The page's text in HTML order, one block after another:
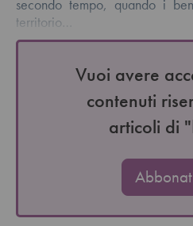
secondo tempo, quando i
territorio…
Vuoi avere
contenuti
articoli di "